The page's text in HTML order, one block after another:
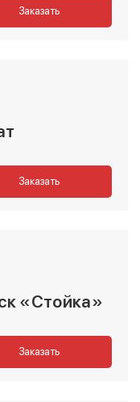
Заказать
Заказать
«Стойка»
Заказать